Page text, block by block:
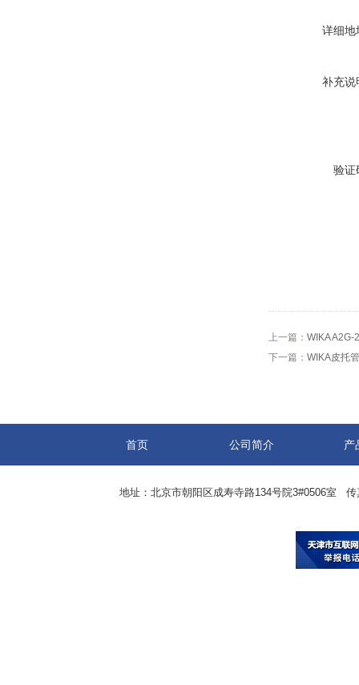
详细地
补充说
验证
上一篇： WIKA A2G-
下一篇： WIKA皮托
首页 公司简介 产
地址：北京市朝阳区成寿寺路134号院3#0506室